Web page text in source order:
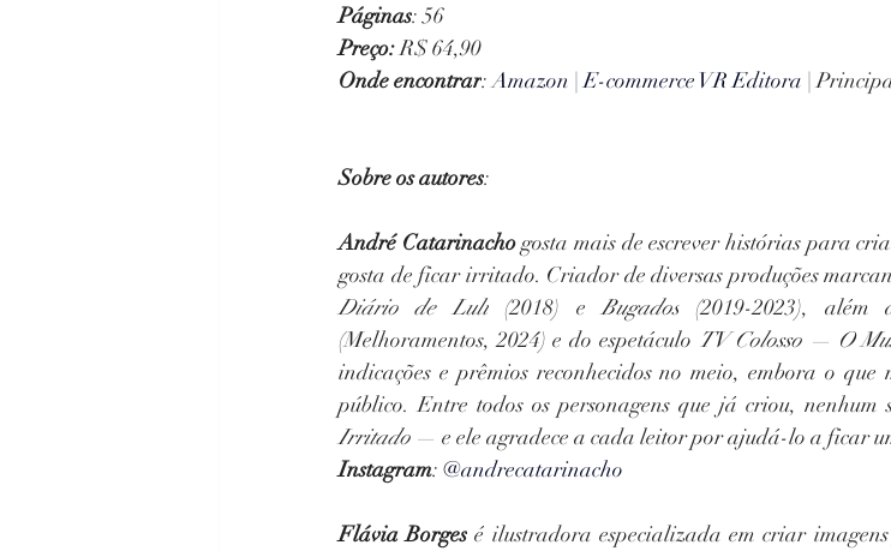
Páginas: 56
Preço: R$ 64,90
Onde encontrar: Amazon | E-commerce VR Editora |
Sobre os autores:
André Catarinacho gosta mais de escrever histórias para
Diário de Luli (2018) e Bugados (2019-2023),
(Melhoramentos, 2024) e do espetáculo TV Colosso — O
indicações e prêmios reconhecidos no meio, embora o
público. Entre todos os personagens que já criou,
Irritado — e ele agradece a cada leitor por ajudá-lo a ficar
Instagram: @andrecatarinacho
Flávia Borges é ilustradora especializada em criar